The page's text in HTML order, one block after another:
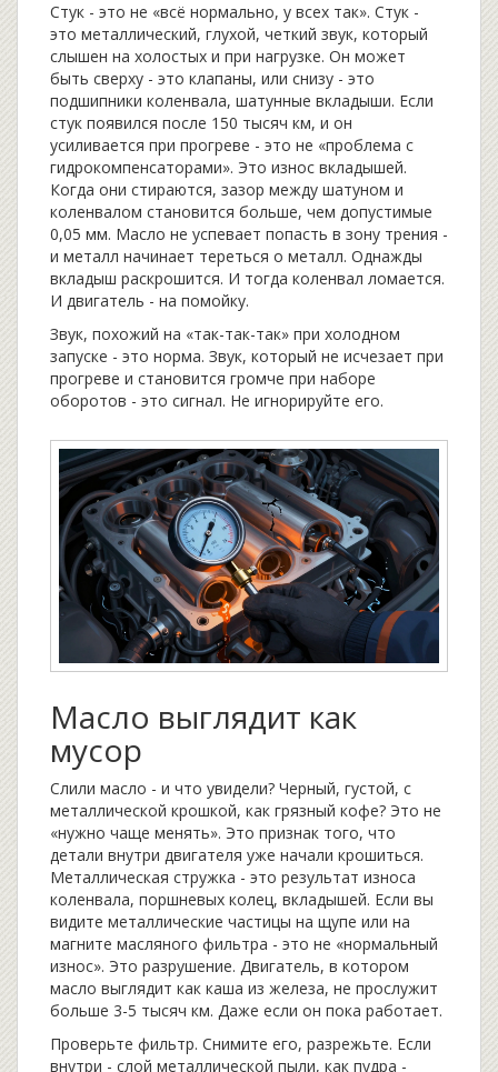
Стук - это не «всё нормально, у всех так». Стук -
это металлический, глухой, четкий звук, который
слышен на холостых и при нагрузке. Он может
быть сверху - это клапаны, или снизу - это
подшипники коленвала, шатунные вкладыши. Если
стук появился после 150 тысяч км, и он
усиливается при прогреве - это не «проблема с
гидрокомпенсаторами». Это износ вкладышей.
Когда они стираются, зазор между шатуном и
коленвалом становится больше, чем допустимые
0,05 мм. Масло не успевает попасть в зону трения -
и металл начинает тереться о металл. Однажды
вкладыш раскрошится. И тогда коленвал ломается.
И двигатель - на помойку.
Звук, похожий на «так-так-так» при холодном
запуске - это норма. Звук, который не исчезает при
прогреве и становится громче при наборе
оборотов - это сигнал. Не игнорируйте его.
Масло выглядит как
мусор
Слили масло - и что увидели? Черный, густой, с
металлической крошкой, как грязный кофе? Это не
«нужно чаще менять». Это признак того, что
детали внутри двигателя уже начали крошиться.
Металлическая стружка - это результат износа
коленвала, поршневых колец, вкладышей. Если вы
видите металлические частицы на щупе или на
магните масляного фильтра - это не «нормальный
износ». Это разрушение. Двигатель, в котором
масло выглядит как каша из железа, не прослужит
больше 3-5 тысяч км. Даже если он пока работает.
Проверьте фильтр. Снимите его, разрежьте. Если
внутри - слой металлической пыли, как пудра -